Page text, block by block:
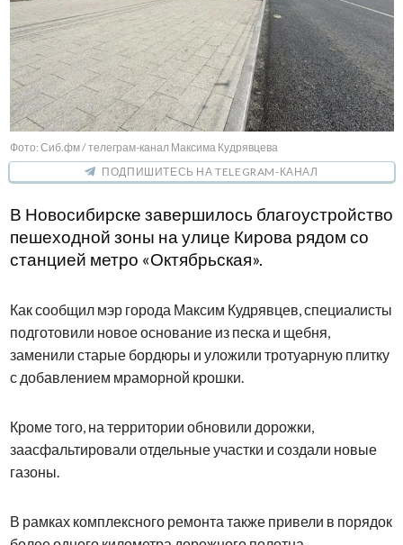
Фото: Сиб.фм / телеграм-канал Максима Кудрявцева
ПОДПИШИТЕСЬ НА TELEGRAM-КАНАЛ
В Новосибирске завершилось благоустройство
пешеходной зоны на улице Кирова рядом со
станцией метро «Октябрьская».
Как сообщил мэр города Максим Кудрявцев, специалисты
подготовили новое основание из песка и щебня,
заменили старые бордюры и уложили тротуарную плитку
с добавлением мраморной крошки.
Кроме того, на территории обновили дорожки,
заасфальтировали отдельные участки и создали новые
газоны.
В рамках комплексного ремонта также привели в порядок